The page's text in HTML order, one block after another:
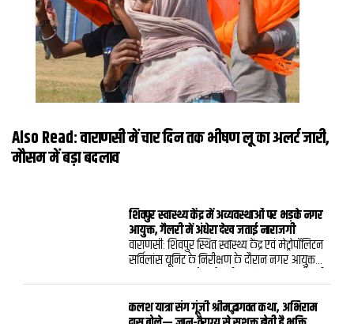
Also Read:वाराणसी में चार दिन तक भीषण लू का अलर्ट जारी,
मौसम में बड़ा बदलाव
शिवपुर स्वास्थ्य केंद्र में अव्यवस्थाओं पर भड़के नगर
आयुक्त, गैलरी में अंधेरा देख जताई नाराजगी
वाराणसी: शिवपुर स्थित स्वास्थ्य केंद्र एवं मेट्रोपॉलिटन
सर्विलांस यूनिट के निरीक्षण के दौरान नगर आयुक्त
में प्रकाश व्यवस्था नहीं होने और डॉक्टरों के चेंबरों के
बाहर किसी प्रकार का सूचना बोर्ड न होने पर उन्होंने
कलश यात्रा संग गूंजी श्रीमद्भागवत कथा, अभिराम